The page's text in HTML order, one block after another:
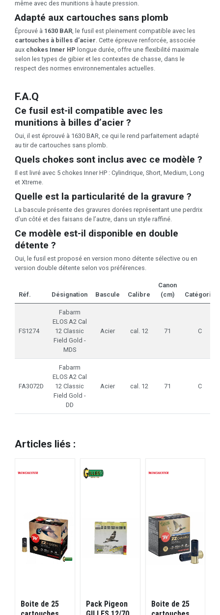
même avec des munitions à haute pression.
Adapté aux cartouches sans plomb
Éprouvé à 1630 BAR , le fusil est pleinement compatible avec les
cartouches à billes d’acier . Cette épreuve renforcée, associée
aux chokes Inner HP longue durée, offre une flexibilité maximale
selon les types de gibier et les contextes de chasse, dans le
respect des normes environnementales actuelles.
F.A.Q
Ce fusil est-il compatible avec les
munitions à billes d’acier ?
Oui, il est éprouvé à 1630 BAR, ce qui le rend parfaitement adapté
au tir de cartouches sans plomb.
Quels chokes sont inclus avec ce modèle ?
Il est livré avec 5 chokes Inner HP : Cylindrique, Short, Medium, Long
et Xtreme.
Quelle est la particularité de la gravure ?
La bascule présente des gravures dorées représentant une perdrix
d’un côté et des faisans de l’autre, dans un style raffiné.
Ce modèle est-il disponible en double
détente ?
Oui, le fusil est proposé en version mono détente sélective ou en
version double détente selon vos préférences.
Réf. Désignation Bascule Calibre
Canon
(cm)
Catégorie
FS1274
Fabarm
ELOS A2 Cal
12 Classic
Field Gold -
MDS
Acier cal. 12 71 C
FA3072D
Fabarm
ELOS A2 Cal
12 Classic
Field Gold -
DD
Acier cal. 12 71 C
Articles liés :
Boite de 25
Pack Pigeon
Boite de 25